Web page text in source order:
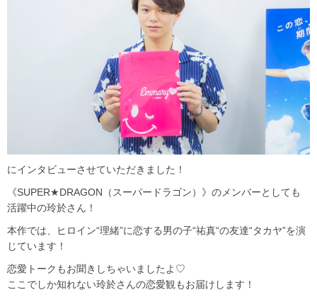
にインタビューさせていただきました！
《SUPER★DRAGON（スーパードラゴン）》のメンバーとしても
活躍中の玲於さん！
本作では、ヒロイン“理緒”に恋する男の子“祐真“の友達“タカヤ”を演
じています！
恋愛トークもお聞きしちゃいましたよ♡
ここでしか知れない玲於さんの恋愛観もお届けします！